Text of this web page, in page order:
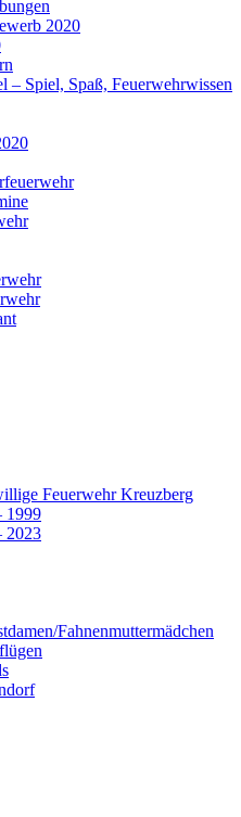
2020
– Spiel, Spaß, Feuerwehrwissen
Feuerwehr Kreuzberg
1999
2023
Fahnenmuttermädchen